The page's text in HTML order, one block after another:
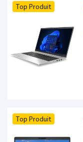
Top Produit
Top Produit